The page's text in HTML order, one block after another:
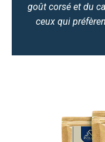
goût corsé et du
ceux qui